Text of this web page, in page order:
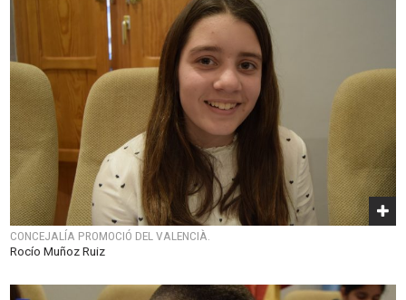
CONCEJALÍA PROMOCIÓ DEL VALENCIÀ.
Rocío Muñoz Ruiz